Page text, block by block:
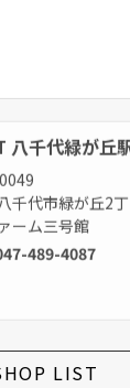
千代市緑が
ーム三号館
047-489-4087
LIST